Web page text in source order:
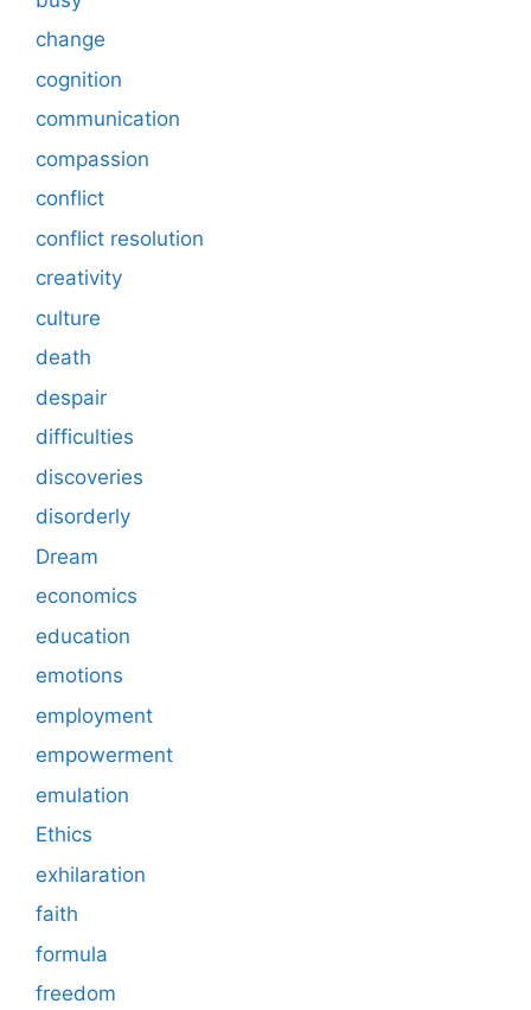
change
cognition
communication
compassion
conflict
conflict resolution
creativity
culture
death
despair
difficulties
discoveries
disorderly
Dream
economics
education
emotions
employment
empowerment
emulation
Ethics
exhilaration
faith
formula
freedom